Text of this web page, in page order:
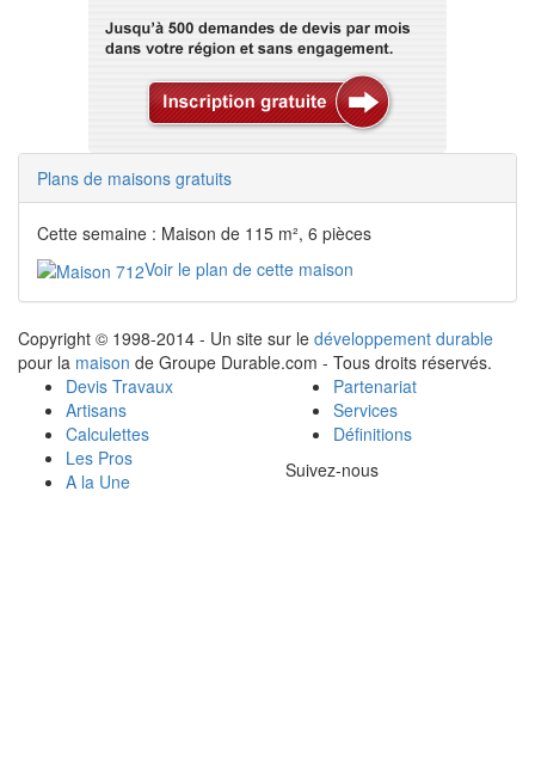
Plans de maisons gratuits
Cette semaine : Maison de 115 m², 6 pièces
Voir le plan de cette maison
Copyright © 1998-2014 - Un site sur le développement durable
pour la maison de Groupe Durable.com - Tous droits réservés.
Devis Travaux
Artisans
Calculettes
Les Pros
A la Une
Partenariat
Services
Définitions
Suivez-nous